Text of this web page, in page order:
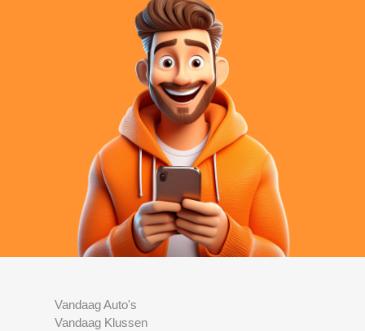
Vandaag Auto's
Vandaag Klussen